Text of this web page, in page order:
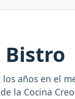
Bistro
años en el
la Cocina